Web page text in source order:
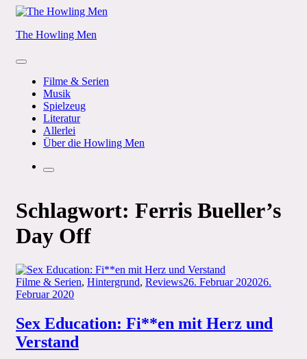
Skip
content
The Howling Men
Menu
Filme & Serien
Musik
Spielzeug
Literatur
Allerlei
Über die Howling Men
Search
Schlagwort: Ferris Bueller’s
Day Off
Categories
Filme & Serien, Hintergrund, ReviewsPosted
26. Februar 202026.
Februar 2020
Sex Education: Fi**en mit Herz und
Verstand